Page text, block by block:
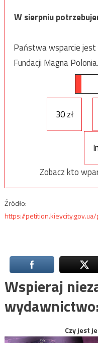
W sierpniu
Państwa wsparcie jest
Fundacji Magna Polonia.
30 zł
Zobacz kto
Źródło:
https://
Wspieraj
wydawnictwo:
Czy jest